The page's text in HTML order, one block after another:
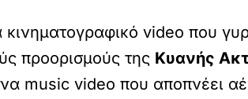
video που
προορισμούς της Κυανής
music video που αποπνέει